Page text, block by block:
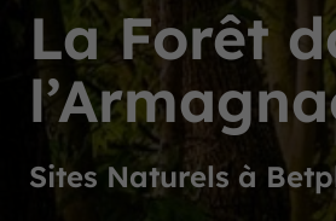
La Forêt
Sites Naturels à